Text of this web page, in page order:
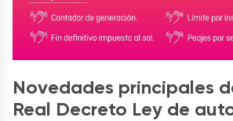
Novedades principales
Real Decreto Ley de